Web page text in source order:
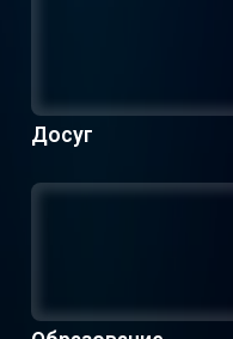
Досуг